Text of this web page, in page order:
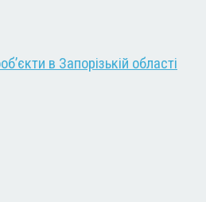
в Запорізькій області